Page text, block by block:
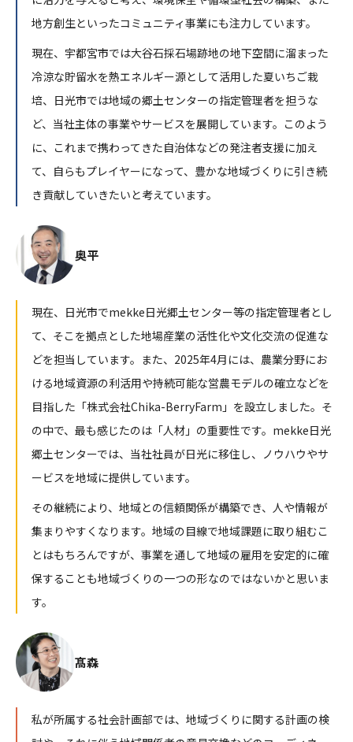
地方創生といったコミュニティ事業にも注力しています。
現在、宇都宮市では大谷石採石場跡地の地下空間に溜まった
冷涼な貯留水を熱エネルギー源として活用した夏いちご栽
培、日光市では地域の郷土センターの指定管理者を担うな
ど、当社主体の事業やサービスを展開しています。このよう
に、これまで携わってきた自治体などの発注者支援に加え
て、自らもプレイヤーになって、豊かな地域づくりに引き続
き貢献していきたいと考えています。
奥平
現在、日光市でmekke日光郷土センター等の指定管理者とし
て、そこを拠点とした地場産業の活性化や文化交流の促進な
どを担当しています。また、2025年4月には、農業分野にお
ける地域資源の利活用や持続可能な営農モデルの確立などを
目指した「株式会社Chika-BerryFarm」を設立しました。そ
の中で、最も感じたのは「人材」の重要性です。mekke日光
郷土センターでは、当社社員が日光に移住し、ノウハウやサ
ービスを地域に提供しています。
その継続により、地域との信頼関係が構築でき、人や情報が
集まりやすくなります。地域の目線で地域課題に取り組むこ
とはもちろんですが、事業を通して地域の雇用を安定的に確
保することも地域づくりの一つの形なのではないかと思いま
す。
髙森
私が所属する社会計画部では、地域づくりに関する計画の検